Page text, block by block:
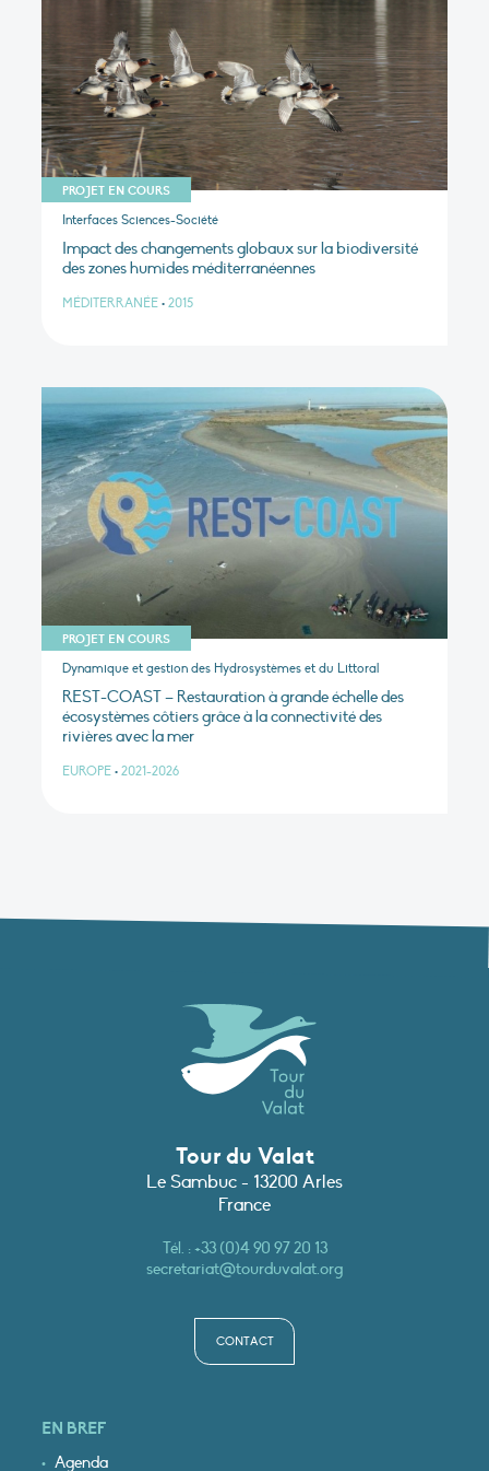
PROJET EN COURS
Interfaces Sciences-Société
Impact des changements globaux sur la biodiversité
des zones humides méditerranéennes
MÉDITERRANÉE • 2015
PROJET EN COURS
Dynamique et gestion des Hydrosystèmes et du Littoral
REST-COAST – Restauration à grande échelle des
écosystèmes côtiers grâce à la connectivité des
rivières avec la mer
EUROPE • 2021-2026
Tour du Valat
Le Sambuc - 13200 Arles
France
Tél. :+33 (0)4 90 97 20 13
secretariat@tourduvalat.org
CONTACT
EN BREF
Agenda